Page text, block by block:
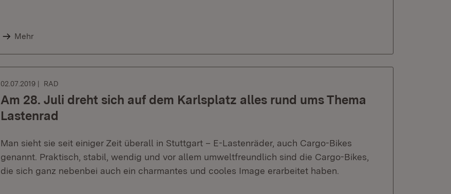
Mehr
02.07.2019 RAD
Am 28. Juli dreht sich auf dem Karlsplatz alles rund ums Thema
Lastenrad
Man sieht sie seit einiger Zeit überall in Stuttgart – E-Lastenräder, auch Cargo-Bikes
genannt. Praktisch, stabil, wendig und vor allem umweltfreundlich sind die Cargo-Bikes,
die sich ganz nebenbei auch ein charmantes und cooles Image erarbeitet haben.